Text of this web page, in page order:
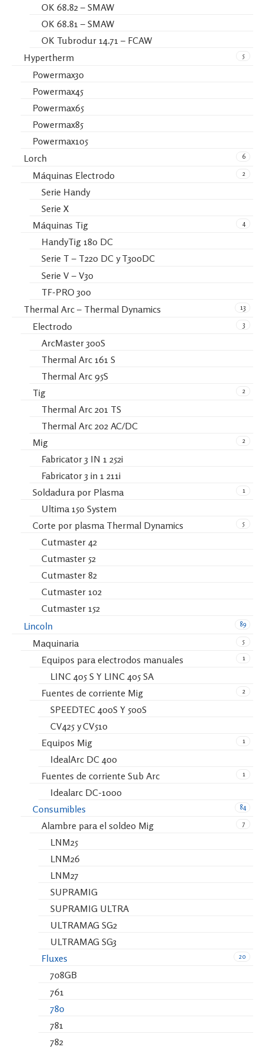
OK 68.82 – SMAW
OK 68.81 – SMAW
OK Tubrodur 14.71 – FCAW
5
Hypertherm
Powermax30
Powermax45
Powermax65
Powermax85
Powermax105
6
Lorch
2
Máquinas Electrodo
Serie Handy
Serie X
4
Máquinas Tig
HandyTig 180 DC
Serie T – T220 DC y T300DC
Serie V – V30
TF-PRO 300
13
Thermal Arc – Thermal Dynamics
3
Electrodo
ArcMaster 300S
Thermal Arc 161 S
Thermal Arc 95S
2
Tig
Thermal Arc 201 TS
Thermal Arc 202 AC/DC
2
Mig
Fabricator 3 IN 1 252i
Fabricator 3 in 1 211i
1
Soldadura por Plasma
Ultima 150 System
5
Corte por plasma Thermal Dynamics
Cutmaster 42
Cutmaster 52
Cutmaster 82
Cutmaster 102
Cutmaster 152
89
Lincoln
5
Maquinaria
1
Equipos para electrodos manuales
LINC 405 S Y LINC 405 SA
2
Fuentes de corriente Mig
SPEEDTEC 400S Y 500S
CV425 y CV510
1
Equipos Mig
IdealArc DC 400
1
Fuentes de corriente Sub Arc
Idealarc DC-1000
84
Consumibles
7
Alambre para el soldeo Mig
LNM25
LNM26
LNM27
SUPRAMIG
SUPRAMIG ULTRA
ULTRAMAG SG2
ULTRAMAG SG3
20
Fluxes
708GB
761
780
781
782